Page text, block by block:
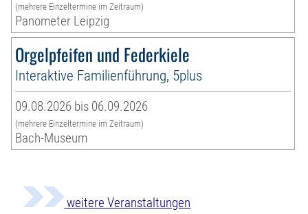
(mehrere Einzeltermine im Zeitraum)
Panometer Leipzig
Orgelpfeifen und Federkiele
Interaktive Familienführung, 5plus
09.08.2026 bis 06.09.2026
(mehrere Einzeltermine im Zeitraum)
Bach-Museum
weitere Veranstaltungen